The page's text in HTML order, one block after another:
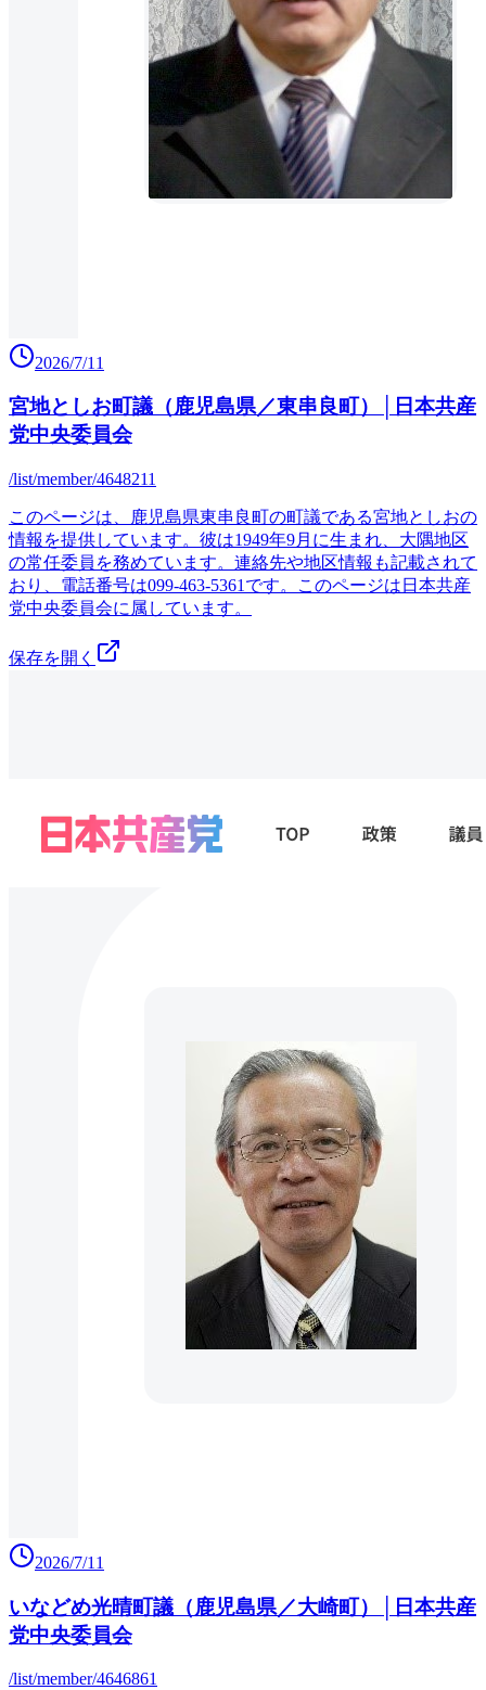
2026/7/11
宮地としお町議（鹿児島県／東串良町）│日本共産
党中央委員会
/list/member/4648211
このページは、鹿児島県東串良町の町議である宮地としおの
情報を提供しています。彼は1949年9月に生まれ、大隅地区
の常任委員を務めています。連絡先や地区情報も記載されて
おり、電話番号は099-463-5361です。このページは日本共産
党中央委員会に属しています。
保存を開く
2026/7/11
いなどめ光晴町議（鹿児島県／大崎町）│日本共産
党中央委員会
/list/member/4646861